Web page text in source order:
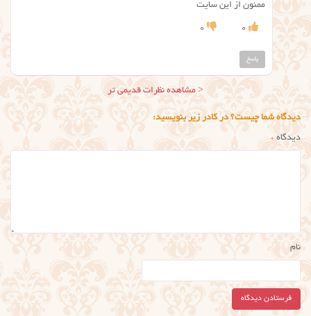
ممنون از این سایت
0
0
پاسخ
ناوبری
نظر
< مشاهده نظرات قدیمی تر
دیدگاه شما چیست؟ در کادر زیر بنویسید:
دیدگاه*
نام